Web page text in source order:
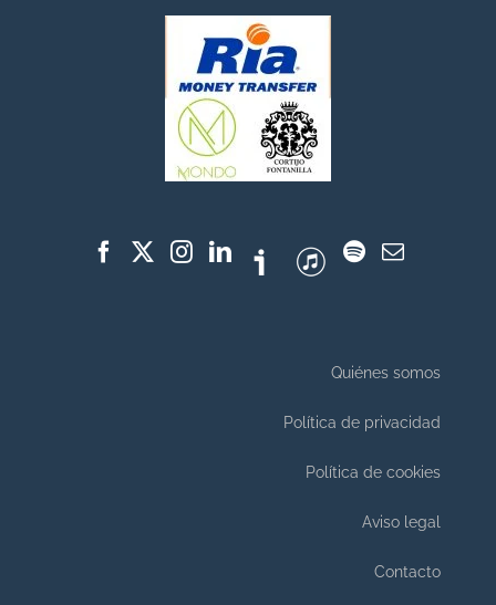
Quiénes somos
Política de privacidad
Política de cookies
Aviso legal
Contacto